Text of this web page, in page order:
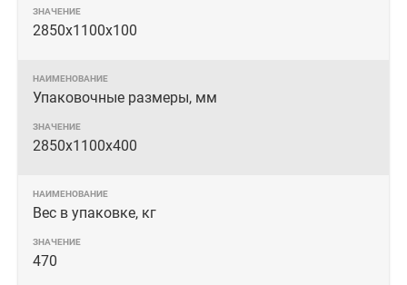
2850х1100х100
Упаковочные размеры, мм
2850х1100х400
Вес в упаковке, кг
470